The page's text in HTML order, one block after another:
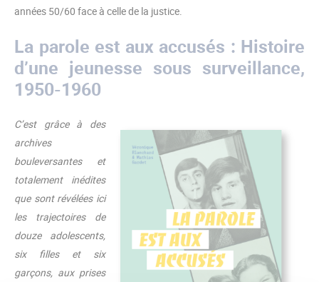
années 50/60 face à celle de la justice.
La parole est aux accusés : Histoire
d’une jeunesse sous surveillance,
1950-1960
C’est grâce à des
archives
bouleversantes et
totalement inédites
que sont révélées ici
les trajectoires de
douze adolescents,
six filles et six
garçons, aux prises